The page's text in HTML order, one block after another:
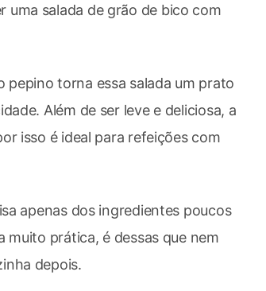
uma salada de grão de bico com
torna essa salada um prato
Além de ser leve e deliciosa, a
isso é ideal para refeições com
apenas dos ingredientes poucos
muito prática, é dessas que nem
depois.